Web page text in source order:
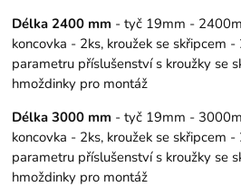
Délka 2400 mm - tyč 19mm -
koncovka - 2ks, kroužek se skřipcem
parametru příslušenství s kroužky se
hmoždinky pro montáž
Délka 3000 mm - tyč 19mm -
koncovka - 2ks, kroužek se skřipcem
parametru příslušenství s kroužky se
hmoždinky pro montáž